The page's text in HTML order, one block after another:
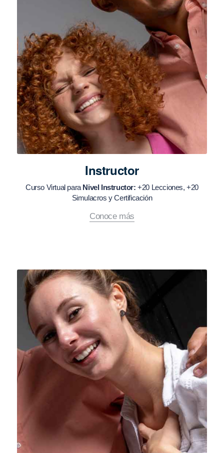
Instructor
Curso Virtual paraNivel Instructor: +20 Lecciones, +20
Simulacros y Certificación
Conoce más